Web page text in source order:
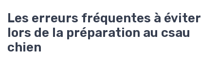
Les erreurs fréquentes à éviter
lors de la préparation au csau
chien